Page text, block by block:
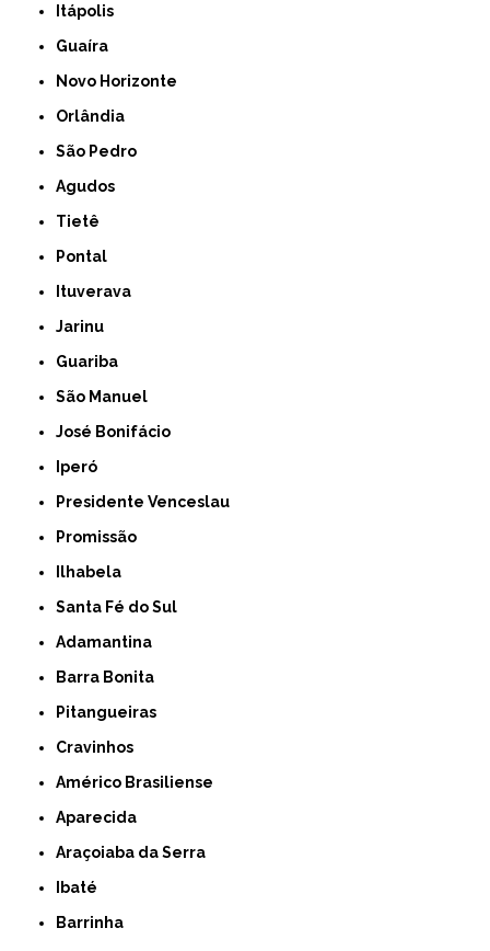
Itápolis
Guaíra
Novo Horizonte
Orlândia
São Pedro
Agudos
Tietê
Pontal
Ituverava
Jarinu
Guariba
São Manuel
José Bonifácio
Iperó
Presidente Venceslau
Promissão
Ilhabela
Santa Fé do Sul
Adamantina
Barra Bonita
Pitangueiras
Cravinhos
Américo Brasiliense
Aparecida
Araçoiaba da Serra
Ibaté
Barrinha